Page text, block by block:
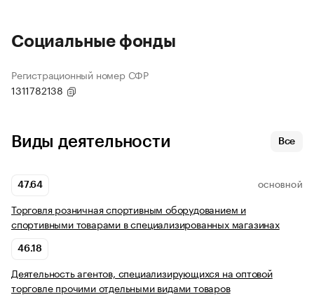
Социальные фонды
Регистрационный номер СФР
1311782138
Виды деятельности Все
47.64 ОСНОВНОЙ
Торговля розничная спортивным оборудованием и
спортивными товарами в специализированных магазинах
46.18
Деятельность агентов, специализирующихся на оптовой
торговле прочими отдельными видами товаров